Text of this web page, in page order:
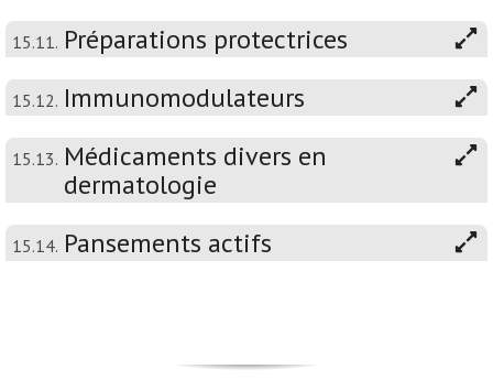
15.11. Préparations protectrices
15.12. Immunomodulateurs
15.13. Médicaments divers en
dermatologie
15.14. Pansements actifs